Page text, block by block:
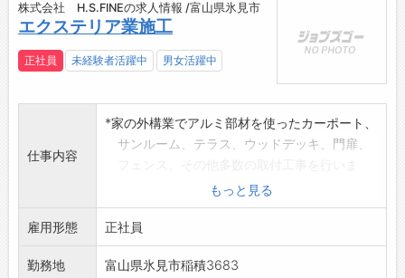
株式会社 H.S.FINEの求人情報 /富山県氷見市
エクステリア業施工
正社員 未経験者活躍中 男女活躍中
仕事内容
*家の外構業でアルミ部材を使ったカーポート、
サンルーム、テラス、ウッドデッキ、門扉、
*現場は、県内がほとんどです。
◎慣れるまでしっかりフォローしますので、
未経験の方も、ぜひ応募ご相談下さい!
【変更範囲:変更なし】
もっと見る
雇用形態 正社員
勤務地 富山県氷見市稲積3683